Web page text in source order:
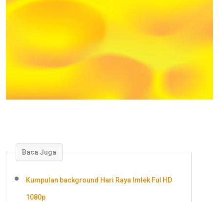
Baca Juga
Kumpulan background Hari Raya Imlek Ful HD
1080p